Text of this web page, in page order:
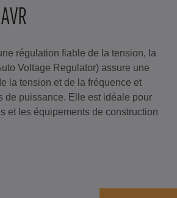
régulation fiable de la tension, la
Voltage Regulator) assure une
la tension et de la fréquence et
de puissance. Elle est idéale pour
et les équipements de construction